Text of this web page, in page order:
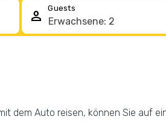
person Guests
dem Auto reisen, können Sie auf